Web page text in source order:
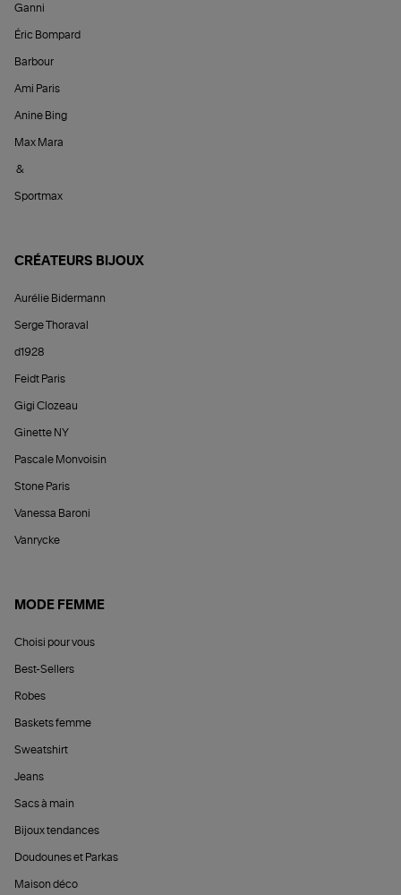
Ganni
Éric Bompard
Barbour
Ami Paris
Anine Bing
Max Mara
&
Sportmax
CRÉATEURS BIJOUX
Aurélie Bidermann
Serge Thoraval
d1928
Feidt Paris
Gigi Clozeau
Ginette NY
Pascale Monvoisin
Stone Paris
Vanessa Baroni
Vanrycke
MODE FEMME
Choisi pour vous
Best-Sellers
Robes
Baskets femme
Sweatshirt
Jeans
Sacs à main
Bijoux tendances
Doudounes et Parkas
Maison déco